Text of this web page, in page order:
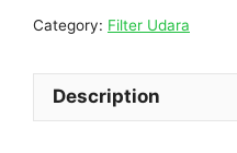
Category: Filter Udara
Description